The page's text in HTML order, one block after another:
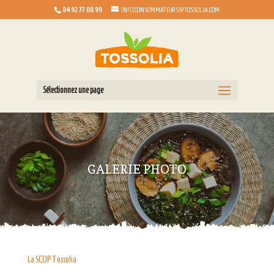
04 92 77 00 99 INFO.CONSOMMATEURS@TOSSOLIA.COM
Sélectionnez une page
GALERIE PHOTO
La SCOP Tossolia